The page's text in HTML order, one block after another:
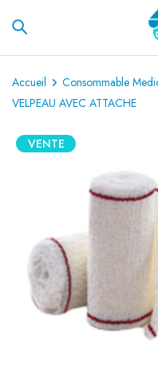
Accueil Consommable
VELPEAU AVEC ATTACHE
VENTE